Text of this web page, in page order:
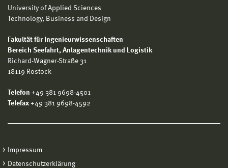
University of Applied Sciences
Technology, Business and Design
Fakultät für Ingenieurwissenschaften
Bereich Seefahrt, Anlagentechnik und Logistik
Richard-Wagner-Straße 31
18119 Rostock
Telefon +49 381 9698-4501
Telefax +49 381 9698-4592
Impressum
Datenschutzerklärung